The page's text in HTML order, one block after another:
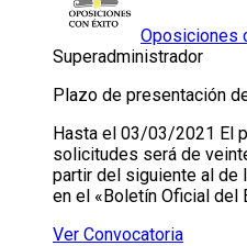
Oposiciones
Superadministrador
Plazo de presentación
Hasta el 03/03/2021 El
solicitudes será de
partir del siguiente al de
en el «Boletín Oficial del
Ver Convocatoria